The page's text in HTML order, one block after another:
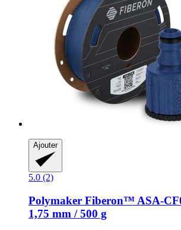
Ajouter
5.0 (2)
Polymaker Fiberon™ ASA-​
1,75 mm / 500 g